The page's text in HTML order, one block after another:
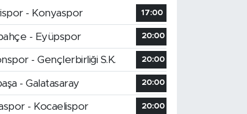
- Konyaspor
17:00
- Eyüpspor 20:00
- Gençlerbirliği S.K. 20:00
- Galatasaray 20:00
- Kocaelispor 20:00